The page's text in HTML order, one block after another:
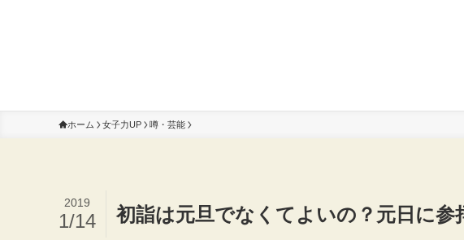
ホーム 女子力UP 噂・芸能
初詣は元旦でなくてよいの？元日に
2019
1/14